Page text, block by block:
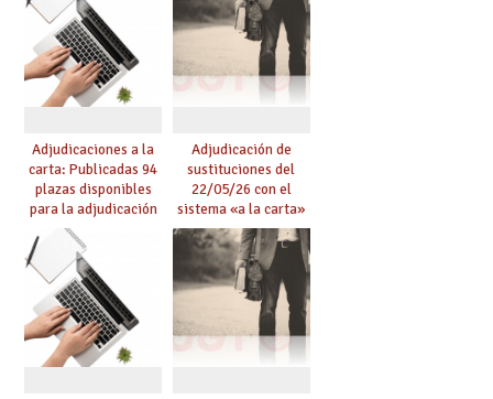
Adjudicaciones a la
carta: Publicadas 94
plazas disponibles
para la adjudicación
de mañana y abierto
plazo de solicitudes
Adjudicación de
sustituciones del
22/05/26 con el
sistema «a la carta»
conseguido con el
Acuerdo de Mejoras